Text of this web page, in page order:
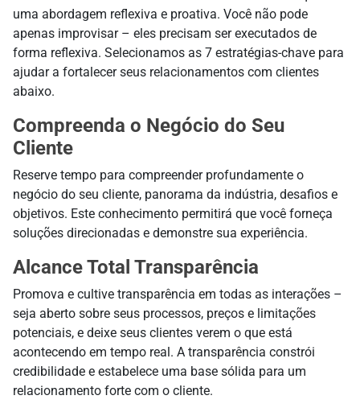
uma abordagem reflexiva e proativa. Você não pode
apenas improvisar – eles precisam ser executados de
forma reflexiva. Selecionamos as 7 estratégias-chave para
ajudar a fortalecer seus relacionamentos com clientes
abaixo.
Compreenda o Negócio do Seu
Cliente
Reserve tempo para compreender profundamente o
negócio do seu cliente, panorama da indústria, desafios e
objetivos. Este conhecimento permitirá que você forneça
soluções direcionadas e demonstre sua experiência.
Alcance Total Transparência
Promova e cultive transparência em todas as interações –
seja aberto sobre seus processos, preços e limitações
potenciais, e deixe seus clientes verem o que está
acontecendo em tempo real. A transparência constrói
credibilidade e estabelece uma base sólida para um
relacionamento forte com o cliente.